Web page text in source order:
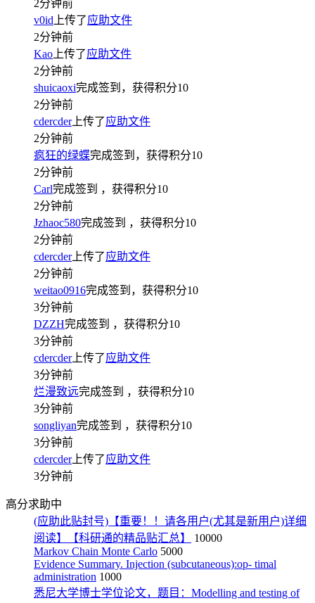
2分钟前
v0id上传了 应助文件
2分钟前
Kao上传了 应助文件
2分钟前
shuicaoxi完成签到，获得积分10
2分钟前
cdercder上传了 应助文件
2分钟前
疯狂的绿蝶完成签到，获得积分10
2分钟前
Carl完成签到 ，获得积分10
2分钟前
Jzhaoc580完成签到 ，获得积分10
2分钟前
cdercder上传了 应助文件
2分钟前
weitao0916完成签到，获得积分10
3分钟前
DZZH完成签到 ，获得积分10
3分钟前
cdercder上传了 应助文件
3分钟前
烂漫致远完成签到 ，获得积分10
3分钟前
songliyan完成签到 ，获得积分10
3分钟前
cdercder上传了 应助文件
3分钟前
高分求助中
(应助此贴封号)【重要！！请各用户(尤其是新用户)详细
阅读】【科研通的精品贴汇总】
10000
Markov Chain Monte Carlo 5000
Evidence Summary. Injection (subcutaneous):op- timal
administration 1000
悉尼大学博士学位论文，题目：Modelling and testing of